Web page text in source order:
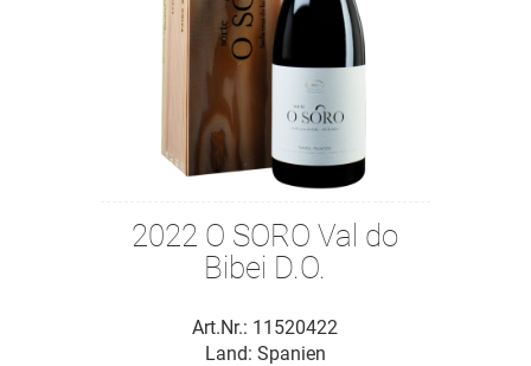
2022 O SORO Val do
Bibei D.O.
Art.Nr.: 11520422
Land: Spanien